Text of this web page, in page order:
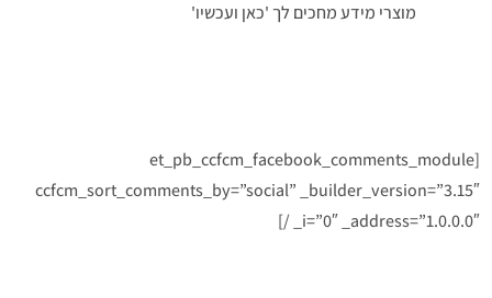
מוצרי מידע מחכים לך'כאן ועכשיו'
[et_pb_ccfcm_facebook_comments_module
ccfcm_sort_comments_by=”social” _builder_version=”3.15″
_i=”0″ _address=”1.0.0.0″ /]